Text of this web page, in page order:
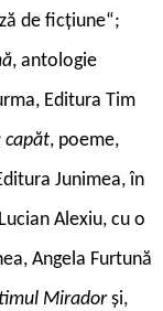
de ficțiune“;
, antologie
Editura Tim
capăt, poeme,
Junimea, în
Alexiu, cu o
Angela Furtună
Miradorși,